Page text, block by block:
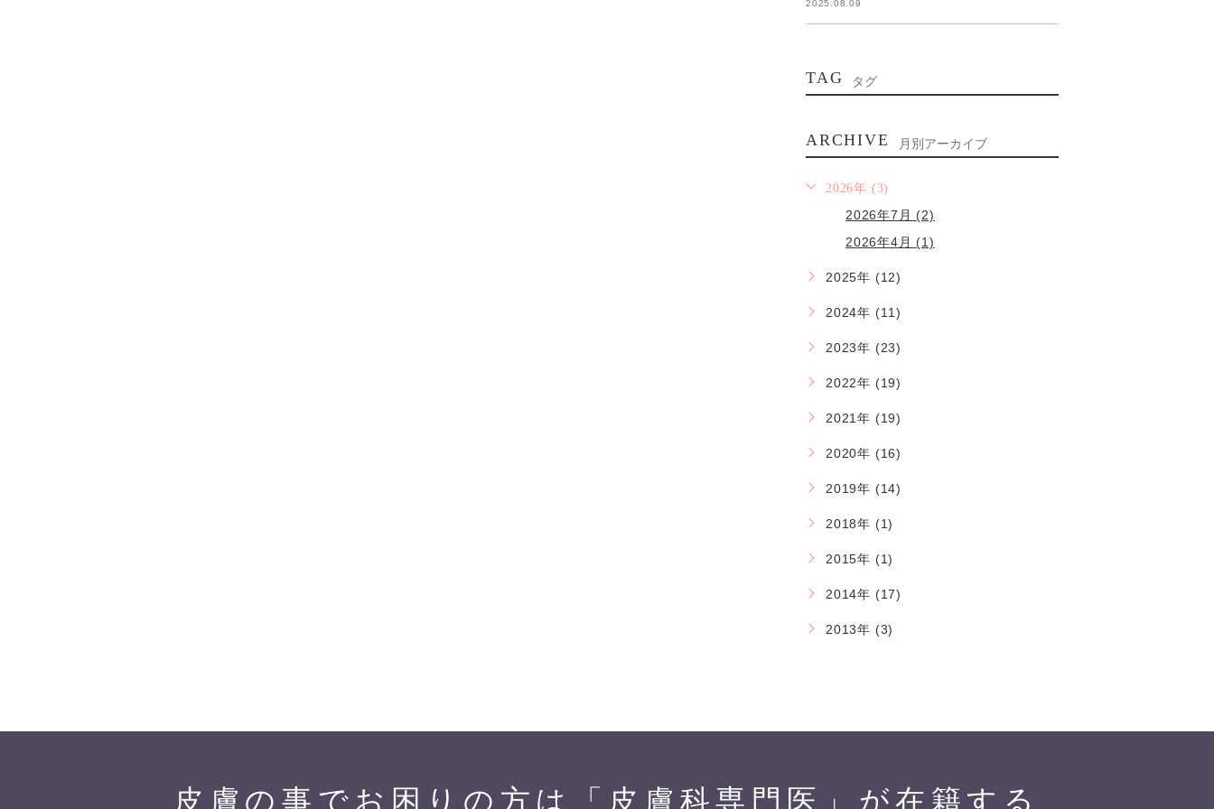
2025.08.09
TAG タグ
ARCHIVE 月別アーカイブ
2026年 (3)
2026年7月 (2)
2026年4月 (1)
2025年 (12)
2024年 (11)
2023年 (23)
2022年 (19)
2021年 (19)
2020年 (16)
2019年 (14)
2018年 (1)
2015年 (1)
2014年 (17)
2013年 (3)
皮膚の事でお困りの方は「皮膚科専門医」が在籍する